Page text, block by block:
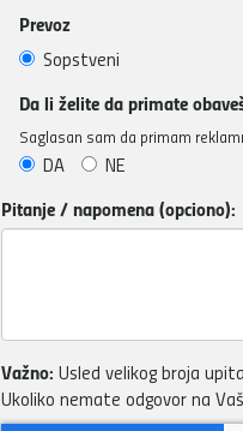
Prevoz
Sopstveni
Da li želite da primate
Saglasan sam da primam
DA NE
Pitanje / napomena (opciono):
Važno: Usled velikog broja
Ukoliko nemate odgovor na